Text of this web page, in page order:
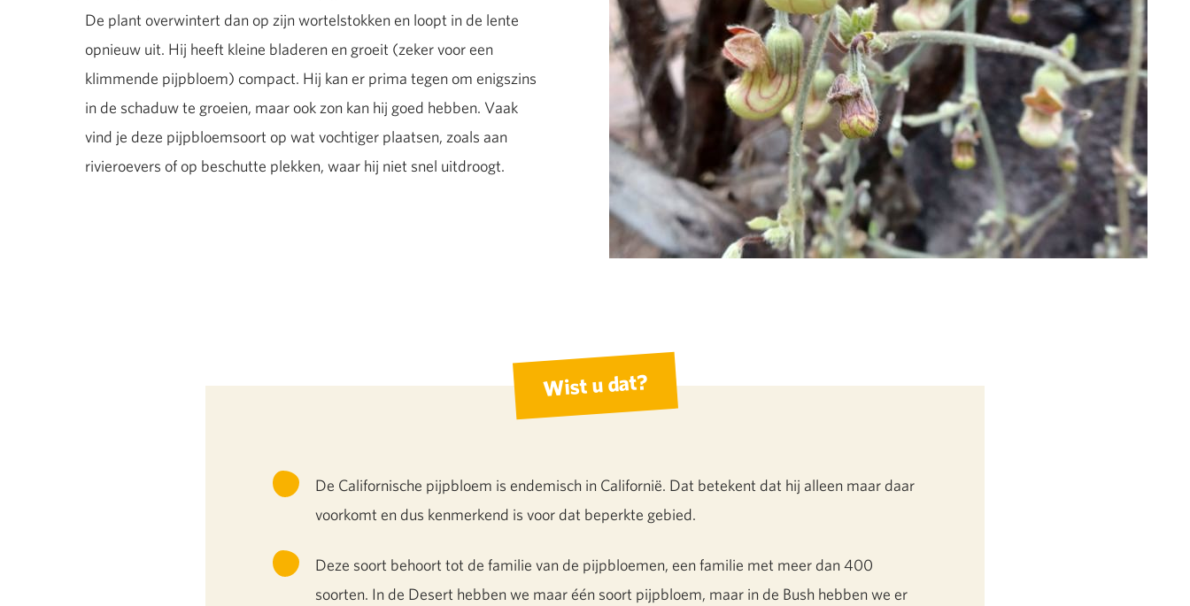
De plant overwintert dan op zijn wortelstokken en loopt in de lente
opnieuw uit. Hij heeft kleine bladeren en groeit (zeker voor een
klimmende pijpbloem) compact. Hij kan er prima tegen om enigszins
in de schaduw te groeien, maar ook zon kan hij goed hebben. Vaak
vind je deze pijpbloemsoort op wat vochtiger plaatsen, zoals aan
rivieroevers of op beschutte plekken, waar hij niet snel uitdroogt.
Wist u dat?
De Californische pijpbloem is endemisch in Californië. Dat betekent dat hij alleen maar daar
voorkomt en dus kenmerkend is voor dat beperkte gebied.
Deze soort behoort tot de familie van de pijpbloemen, een familie met meer dan 400
soorten. In de Desert hebben we maar één soort pijpbloem, maar in de Bush hebben we er